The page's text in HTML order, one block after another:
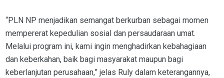
“PLN NP menjadikan semangat berkurban sebagai momen
mempererat kepedulian sosial dan persaudaraan umat.
Melalui program ini, kami ingin menghadirkan kebahagiaan
dan keberkahan, baik bagi masyarakat maupun bagi
keberlanjutan perusahaan,” jelas Ruly dalam keterangannya,